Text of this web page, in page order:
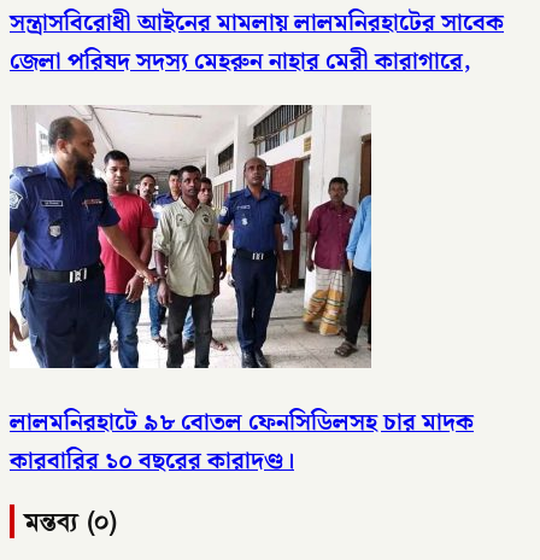
সন্ত্রাসবিরোধী আইনের মামলায় লালমনিরহাটের সাবেক
জেলা পরিষদ সদস্য মেহরুন নাহার মেরী কারাগারে,
লালমনিরহাটে ৯৮ বোতল ফেনসিডিলসহ চার মাদক
কারবারির ১০ বছরের কারাদণ্ড।
মন্তব্য (০)